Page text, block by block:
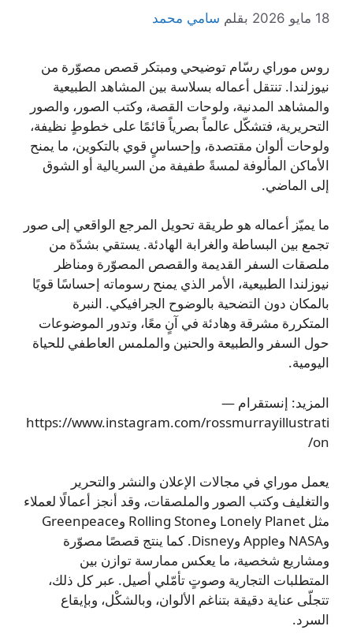
18 مايو 2026 بقلم سامي محمد
روس موراي رسّام توضيحي ومبتكر قصص مصوّرة من
نيوزلندا. تنتقل أعماله بسلاسة بين المشاهد الطبيعية
والمشاهد المدنية، ولوحات القصة، وكتب الصور، والصور
التحريرية، فتشكّل عالماً بصرياً قائمًا على خطوطٍ نظيفة،
ولوحات ألوان مقتصدة، وإحساسٍ قوي بالتكوين، ما يمنح
الأماكن المألوفة لمسةً طفيفة من السريالية أو الشوق
إلى الماضي.
ما يميّز أعماله هو طريقة تحويل المرجع الواقعي إلى صور
تجمع بين البساطة والغرابة الهادئة. يستقي بشدّة من
ملصقات السفر القديمة والقصص المصوّرة ومناظر
نيوزلندا الطبيعية، الأمر الذي يمنح رسوماته إحساسًا قويًا
بالمكان دون التضحية بالوضوح الجرافيكي. النبرة
المتكررة مشرقة وهادئة في آنٍ معًا، وتدور الموضوعات
حول السفر والطبيعة والحنين والملمس العاطفي للحياة
اليومية.
المزيد: إنستقرام —
https://www.instagram.com/rossmurrayillustrati
on/
يعمل موراي في مجالات الإعلان والنشر والتحرير
والتغليف وكتب الصور والملصقات، وقد أنجز أعمالًا لعملاء
مثل Lonely Planet وRolling Stone وGreenpeace
وNASA وApple وDisney. كما ينتج قصصًا مصوّرة
ومشاريع شخصية، ما يعكس ممارسة توازن بين
المتطلبات التجارية وصوتٍ تأمّلي أصيل. عبر كل ذلك،
تتجلّى عناية دقيقة بتناغم الألوان، وبالشكْل، وبإيقاع
السرد.